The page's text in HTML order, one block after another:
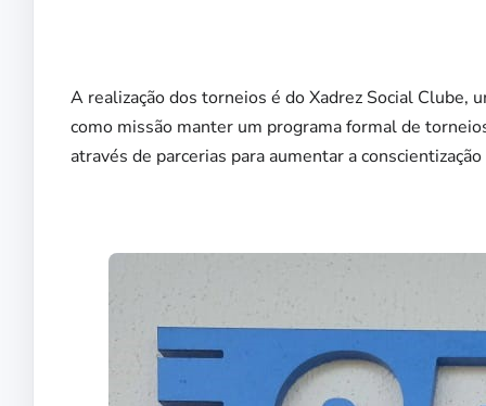
A realização dos torneios é do Xadrez Social Clube,
como missão manter um programa formal de
através de parcerias para aumentar a